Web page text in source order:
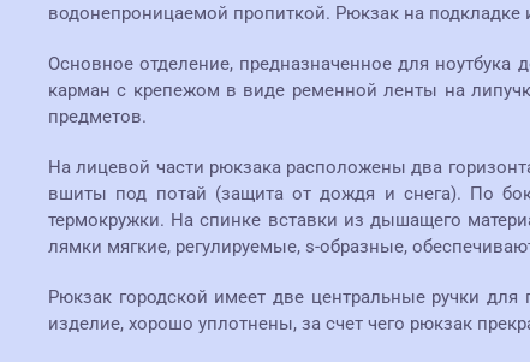
водонепроницаемой пропиткой. Рюкзак на подкладке
Основное отделение, предназначенное для
карман с крепежом в виде ременной ленты на
предметов.
На лицевой части рюкзака расположены два
вшиты под потай (защита от дождя и снега). По
термокружки. На спинке вставки из дышащего
лямки мягкие, регулируемые, s-образные,
Рюкзак городской имеет две центральные ручки для
изделие, хорошо уплотнены, за счет чего рюкзак